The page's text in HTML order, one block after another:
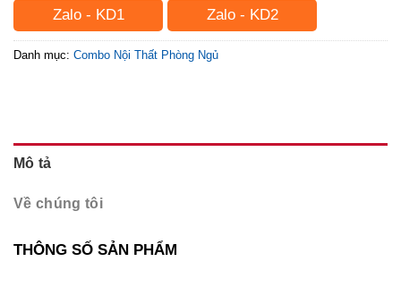
Zalo - KD1 Zalo - KD2
Danh mục: Combo Nội Thất Phòng Ngủ
Mô tả
Về chúng tôi
THÔNG SỐ SẢN PHẨM